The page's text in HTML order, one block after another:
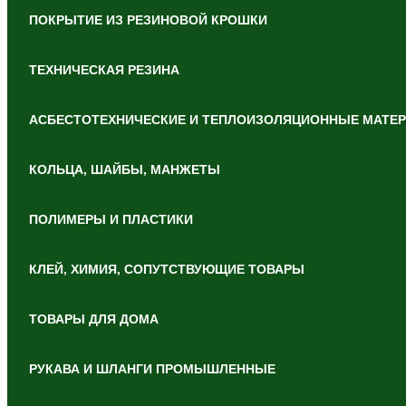
ПОКРЫТИЕ ИЗ РЕЗИНОВОЙ КРОШКИ
ТЕХНИЧЕСКАЯ РЕЗИНА
АСБЕСТОТЕХНИЧЕСКИЕ И ТЕПЛОИЗОЛЯЦИОННЫЕ
КОЛЬЦА, ШАЙБЫ, МАНЖЕТЫ
ПОЛИМЕРЫ И ПЛАСТИКИ
КЛЕЙ, ХИМИЯ, СОПУТСТВУЮЩИЕ ТОВАРЫ
ТОВАРЫ ДЛЯ ДОМА
РУКАВА И ШЛАНГИ ПРОМЫШЛЕННЫЕ